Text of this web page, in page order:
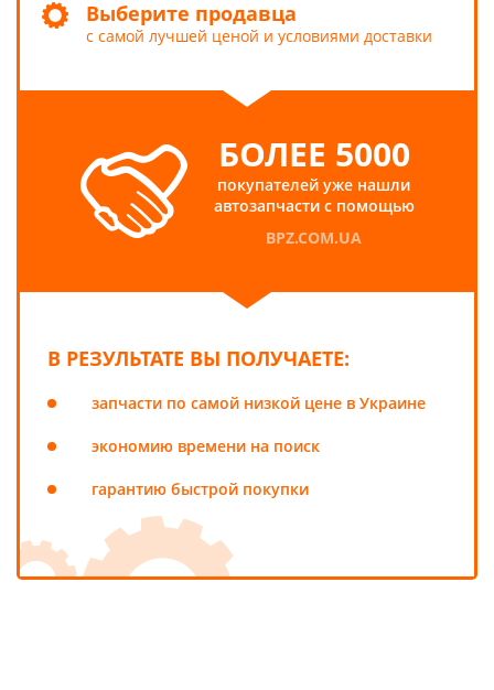
Выберите продавца
с самой лучшей ценой и условиями доставки
БОЛЕЕ 5000
покупателей уже нашли
автозапчасти с помощью
BPZ.COM.UA
В РЕЗУЛЬТАТЕ ВЫ ПОЛУЧАЕТЕ:
запчасти по самой низкой цене в Украине
экономию времени на поиск
гарантию быстрой покупки